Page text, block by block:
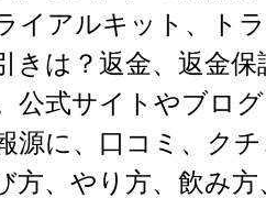
イアルキット、ト
きは？返金、返金
公式サイトやブロ
源に、口コミ、ク
方、やり方、飲み